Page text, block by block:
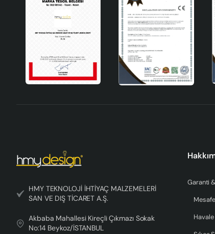
HMY TEKNOLOJİ İHTİYAÇ MALZEMELERİ
SAN VE DIŞ TİCARET A.Ş.
Akbaba Mahallesi Kireçli Çıkmazı Sokak
No:14 Beykoz/İSTANBUL
Garanti